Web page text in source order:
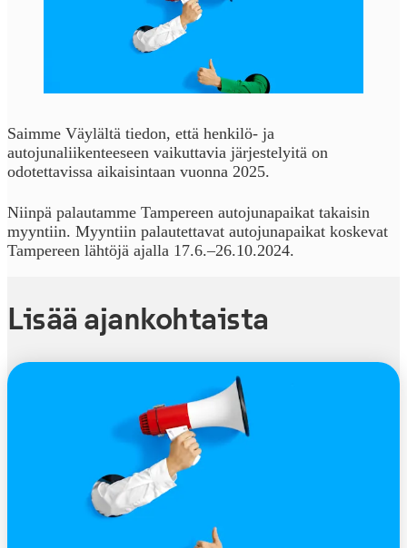
Saimme Väylältä tiedon, että henkilö- ja
autojunaliikenteeseen vaikuttavia järjestelyitä on
odotettavissa aikaisintaan vuonna 2025.
Niinpä palautamme Tampereen autojunapaikat takaisin
myyntiin. Myyntiin palautettavat autojunapaikat koskevat
Tampereen lähtöjä ajalla 17.6.–26.10.2024.
Lisää ajankohtaista